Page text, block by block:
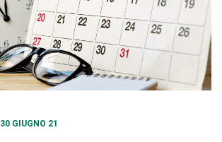
30 GIUGNO 21